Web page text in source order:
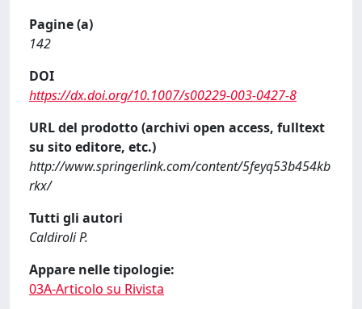
Pagine (a)
142
DOI
https://dx.doi.org/10.1007/s00229-003-0427-8
URL del prodotto (archivi open access, fulltext
su sito editore, etc.)
http://www.springerlink.com/content/5feyq53b454kb
rkx/
Tutti gli autori
Caldiroli P.
Appare nelle tipologie:
03A-Articolo su Rivista